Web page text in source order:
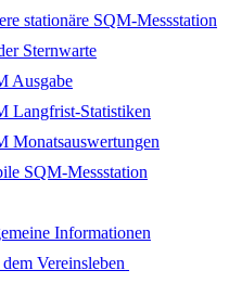
stationäre SQM-Messstation
Sternwarte
Ausgabe
Langfrist-Statistiken
Monatsauswertungen
SQM-Messstation
Informationen
Vereinsleben